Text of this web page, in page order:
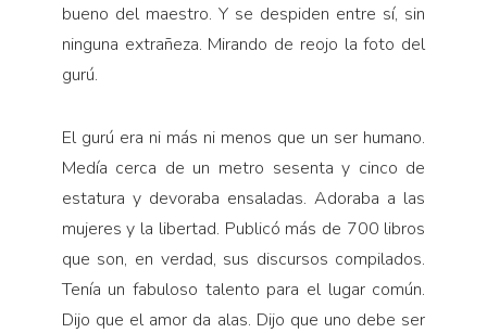
bueno del maestro. Y se despiden entre sí, sin
ninguna extrañeza. Mirando de reojo la foto del
gurú.
El gurú era ni más ni menos que un ser humano.
Medía cerca de un metro sesenta y cinco de
estatura y devoraba ensaladas. Adoraba a las
mujeres y la libertad. Publicó más de 700 libros
que son, en verdad, sus discursos compilados.
Tenía un fabuloso talento para el lugar común.
Dijo que el amor da alas. Dijo que uno debe ser